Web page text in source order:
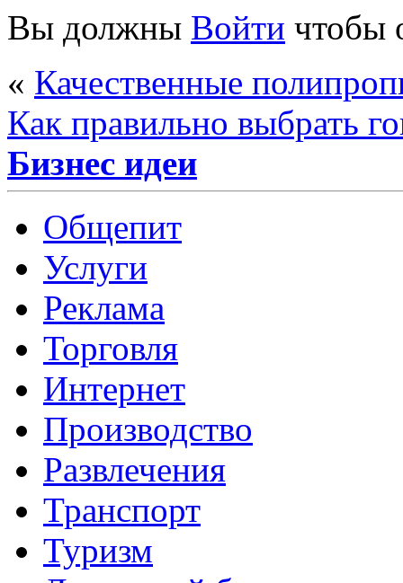
Вы должны Войти чтобы
« Качественные
Как правильно выбрать
Бизнес идеи
Общепит
Услуги
Реклама
Торговля
Интернет
Производство
Развлечения
Транспорт
Туризм